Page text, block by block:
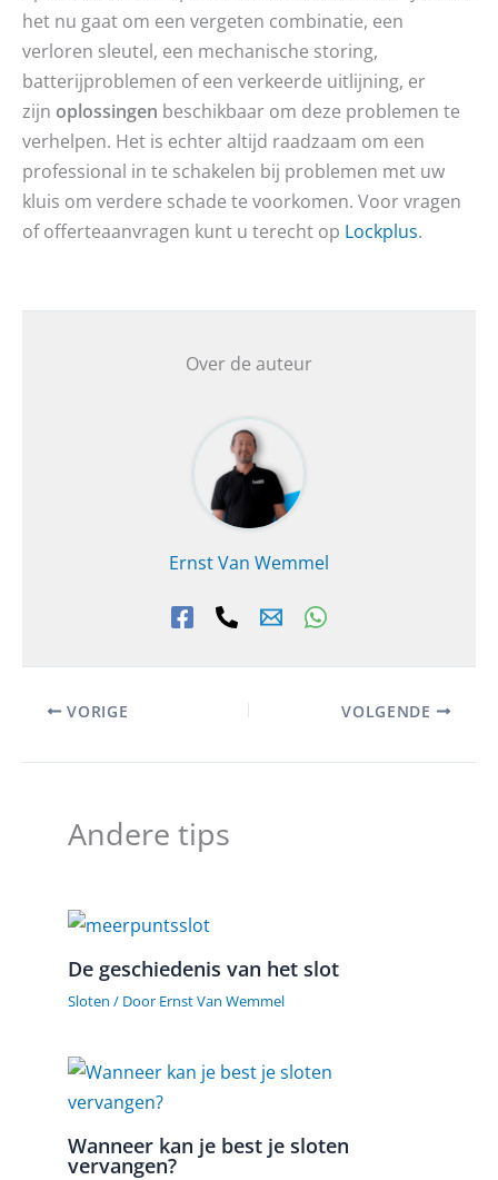
het nu gaat om een vergeten combinatie, een
verloren sleutel, een mechanische storing,
batterijproblemen of een verkeerde uitlijning, er
zijn oplossingen beschikbaar om deze problemen te
verhelpen. Het is echter altijd raadzaam om een
professional in te schakelen bij problemen met uw
kluis om verdere schade te voorkomen. Voor vragen
of offerteaanvragen kunt u terecht op Lockplus.
Over de auteur
Ernst Van Wemmel
VORIGE VOLGENDE
Andere tips
De geschiedenis van het slot
Sloten / Door Ernst Van Wemmel
Wanneer kan je best je sloten
vervangen?